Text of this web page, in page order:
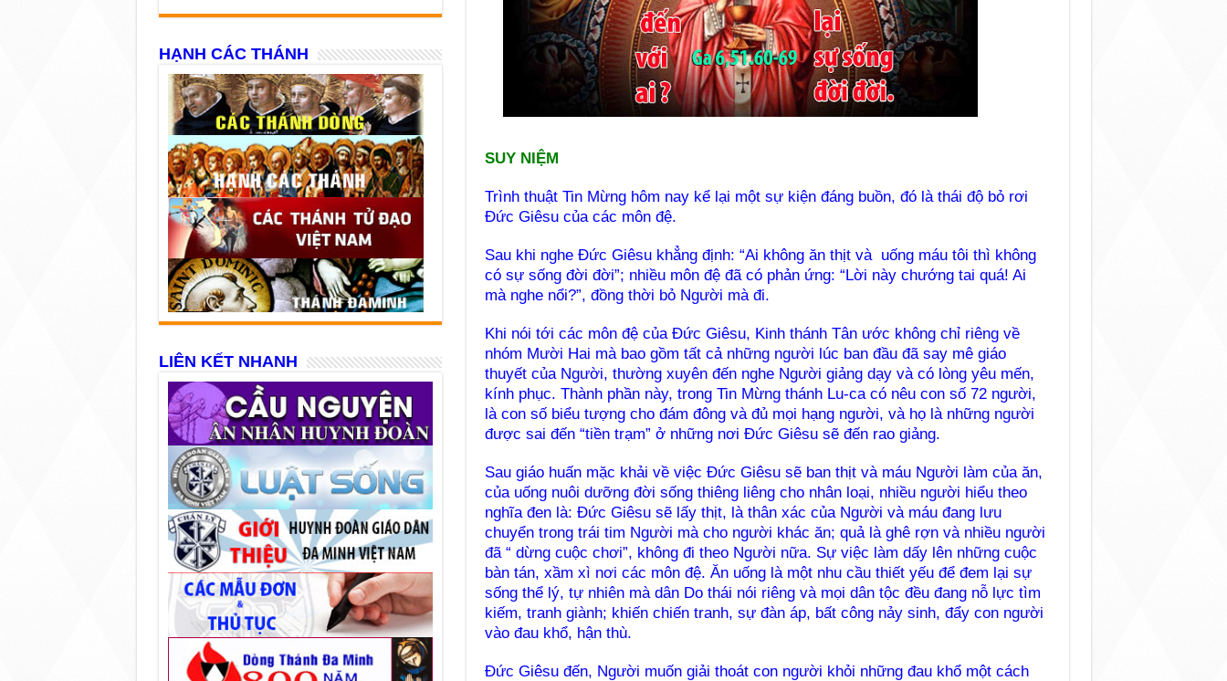
SUY NIỆM
Trình thuật Tin Mừng hôm nay kể lại một sự kiện đáng buồn, đó là thái độ bỏ rơi
Đức Giêsu của các môn đệ.
Sau khi nghe Đức Giêsu khẳng định: “Ai không ăn thịt và uống máu tôi thì không
có sự sống đời đời”; nhiều môn đệ đã có phản ứng: “Lời này chướng tai quá! Ai
mà nghe nổi?”, đồng thời bỏ Người mà đi.
Khi nói tới các môn đệ của Đức Giêsu, Kinh thánh Tân ước không chỉ riêng về
nhóm Mười Hai mà bao gồm tất cả những người lúc ban đầu đã say mê giáo
thuyết của Người, thường xuyên đến nghe Người giảng dạy và có lòng yêu mến,
kính phục. Thành phần này, trong Tin Mừng thánh Lu-ca có nêu con số 72 người,
là con số biểu tượng cho đám đông và đủ mọi hạng người, và họ là những người
được sai đến “tiền trạm” ở những nơi Đức Giêsu sẽ đến rao giảng.
Sau giáo huấn mặc khải về việc Đức Giêsu sẽ ban thịt và máu Người làm của ăn,
của uống nuôi dưỡng đời sống thiêng liêng cho nhân loại, nhiều người hiểu theo
nghĩa đen là: Đức Giêsu sẽ lấy thịt, là thân xác của Người và máu đang lưu
chuyển trong trái tim Người mà cho người khác ăn; quả là ghê rợn và nhiều người
đã “ dừng cuộc chơi”, không đi theo Người nữa. Sự việc làm dấy lên những cuộc
bàn tán, xầm xì nơi các môn đệ. Ăn uống là một nhu cầu thiết yếu để đem lại sự
sống thể lý, tự nhiên mà dân Do thái nói riêng và mọi dân tộc đều đang nỗ lực tìm
kiếm, tranh giành; khiến chiến tranh, sự đàn áp, bất công nảy sinh, đẩy con người
vào đau khổ, hận thù.
Đức Giêsu đến, Người muốn giải thoát con người khỏi những đau khổ một cách
HẠNH CÁC THÁNH
LIÊN KẾT NHANH